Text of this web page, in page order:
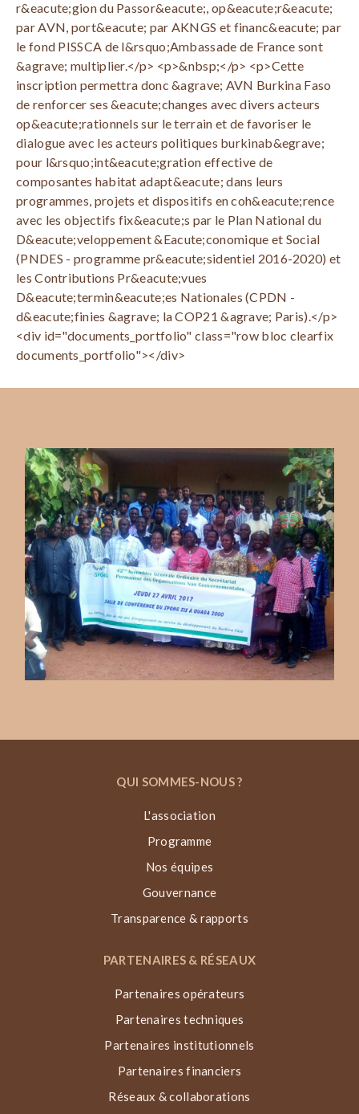
r&eacute;gion du Passor&eacute;, op&eacute;r&eacute;
par AVN, port&eacute; par AKNGS et financ&eacute; par
le fond PISSCA de l&rsquo;Ambassade de France sont
&agrave; multiplier.</p> <p>&nbsp;</p> <p>Cette
inscription permettra donc &agrave; AVN Burkina Faso
de renforcer ses &eacute;changes avec divers acteurs
op&eacute;rationnels sur le terrain et de favoriser le
dialogue avec les acteurs politiques burkinab&egrave;
pour l&rsquo;int&eacute;gration effective de
composantes habitat adapt&eacute; dans leurs
programmes, projets et dispositifs en coh&eacute;rence
avec les objectifs fix&eacute;s par le Plan National du
D&eacute;veloppement &Eacute;conomique et Social
(PNDES - programme pr&eacute;sidentiel 2016-2020) et
les Contributions Pr&eacute;vues
D&eacute;termin&eacute;es Nationales (CPDN -
d&eacute;finies &agrave; la COP21 &agrave; Paris).</p>
<div id="documents_portfolio" class="row bloc clearfix
documents_portfolio"></div>
QUI SOMMES-NOUS ?
L'association
Programme
Nos équipes
Gouvernance
Transparence & rapports
PARTENAIRES & RÉSEAUX
Partenaires opérateurs
Partenaires techniques
Partenaires institutionnels
Partenaires financiers
Réseaux & collaborations